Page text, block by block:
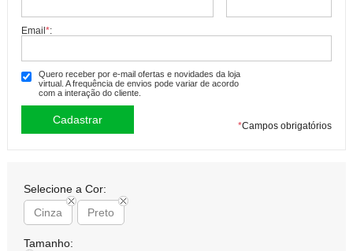
Email*:
Quero receber por e-mail ofertas e novidades da loja
virtual. A frequência de envios pode variar de acordo
com a interação do cliente.
*Campos obrigatórios
Selecione a Cor:
Cinza
Preto
Tamanho: